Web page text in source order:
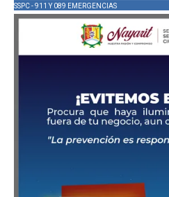
SSPC - 911 Y 089 EMERGENCIAS